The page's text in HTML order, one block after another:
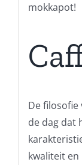
mokkapot!
De
de dag dat
kwaliteit